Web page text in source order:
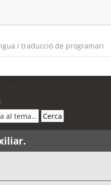
i traducció de programari